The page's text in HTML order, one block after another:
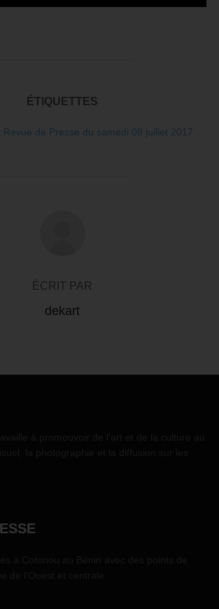
ÉTIQUETTES
Revue de Presse du samedi 08 juillet 2017
ÉCRIT PAR
dekart